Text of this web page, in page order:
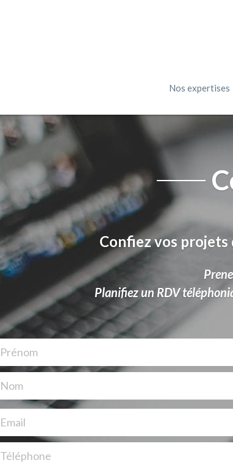
Nos expertises
Confiez vos projets
Planifiez un RDV
Prénom
Nom
Email
Téléphone